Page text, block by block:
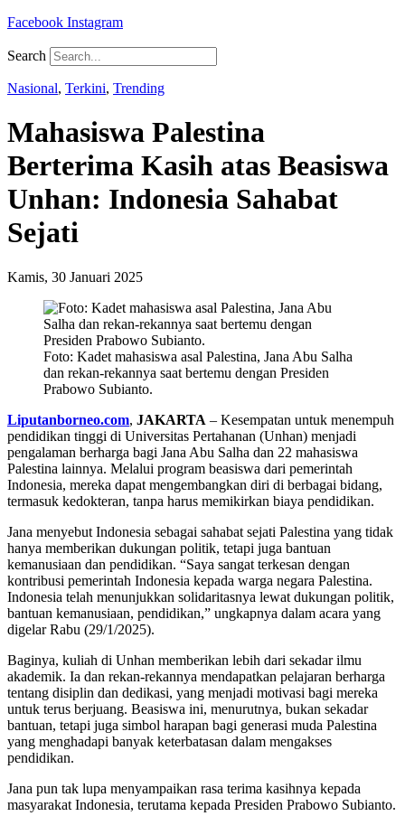
Facebook Instagram
Search
Nasional, Terkini, Trending
Mahasiswa Palestina
Berterima Kasih atas Beasiswa
Unhan: Indonesia Sahabat
Sejati
Kamis, 30 Januari 2025
Foto: Kadet mahasiswa asal Palestina, Jana Abu Salha
dan rekan-rekannya saat bertemu dengan Presiden
Prabowo Subianto.
Liputanborneo.com, JAKARTA – Kesempatan untuk menempuh
pendidikan tinggi di Universitas Pertahanan (Unhan) menjadi
pengalaman berharga bagi Jana Abu Salha dan 22 mahasiswa
Palestina lainnya. Melalui program beasiswa dari pemerintah
Indonesia, mereka dapat mengembangkan diri di berbagai bidang,
termasuk kedokteran, tanpa harus memikirkan biaya pendidikan.
Jana menyebut Indonesia sebagai sahabat sejati Palestina yang tidak
hanya memberikan dukungan politik, tetapi juga bantuan
kemanusiaan dan pendidikan. “Saya sangat terkesan dengan
kontribusi pemerintah Indonesia kepada warga negara Palestina.
Indonesia telah menunjukkan solidaritasnya lewat dukungan politik,
bantuan kemanusiaan, pendidikan,” ungkapnya dalam acara yang
digelar Rabu (29/1/2025).
Baginya, kuliah di Unhan memberikan lebih dari sekadar ilmu
akademik. Ia dan rekan-rekannya mendapatkan pelajaran berharga
tentang disiplin dan dedikasi, yang menjadi motivasi bagi mereka
untuk terus berjuang. Beasiswa ini, menurutnya, bukan sekadar
bantuan, tetapi juga simbol harapan bagi generasi muda Palestina
yang menghadapi banyak keterbatasan dalam mengakses
pendidikan.
Jana pun tak lupa menyampaikan rasa terima kasihnya kepada
masyarakat Indonesia, terutama kepada Presiden Prabowo Subianto.